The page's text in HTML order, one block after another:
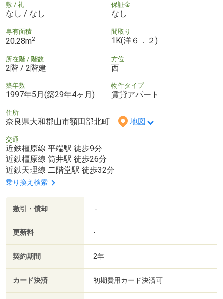
敷 / 礼
なし / なし
保証金
なし
専有面積
20.28m2
間取り
1K(洋６．２)
所在階 / 階数
2階 / 2階建
方位
西
築年数
1997年5月(築29年4ヶ月)
物件タイプ
賃貸アパート
住所
奈良県大和郡山市額田部北町 地図
交通
近鉄橿原線 平端駅 徒歩9分
近鉄橿原線 筒井駅 徒歩26分
近鉄天理線 二階堂駅 徒歩32分
乗り換え検索
敷引・償却 -
更新料 -
契約期間 2年
カード決済 初期費用カード決済可